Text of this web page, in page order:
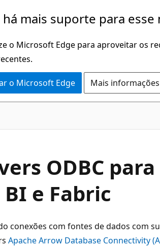
há mais suporte para esse
o Microsoft Edge para aproveitar os
o Microsoft Edge Mais
ODBC para
e Fabric
conexões com fontes de dados com
Apache Arrow Database Connectivity